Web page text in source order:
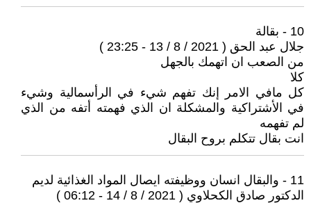
10 - بقالة
جلال عبد الحق ( 2021 / 8 / 13 - 23:25 )
من الصعب ان اتهمك بالجهل
كلا
كل مافي الامر إنك تفهم شيء في الرأسمالية وشيء
في الأشتراكية والمشكلة ان الذي فهمته أتفه من الذي
لم تفهمه
انت بقال تتكلم بروح البقال
11 - والبقال انسان ووظيفته ايصال المواد الغذائية لديم
الدكتور صادق الكحلاوي ( 2021 / 8 / 14 - 06:12 )